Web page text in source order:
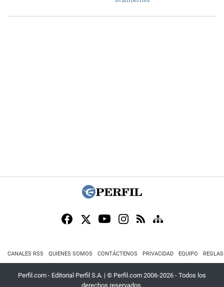
CANALES RSS QUIENES SOMOS CONTÁCTENOS PRIVACIDAD EQUIPO
Perfil.com - Editorial Perfil S.A. | © Perfil.com 2006-2026 - Todos los
derechos reservados.